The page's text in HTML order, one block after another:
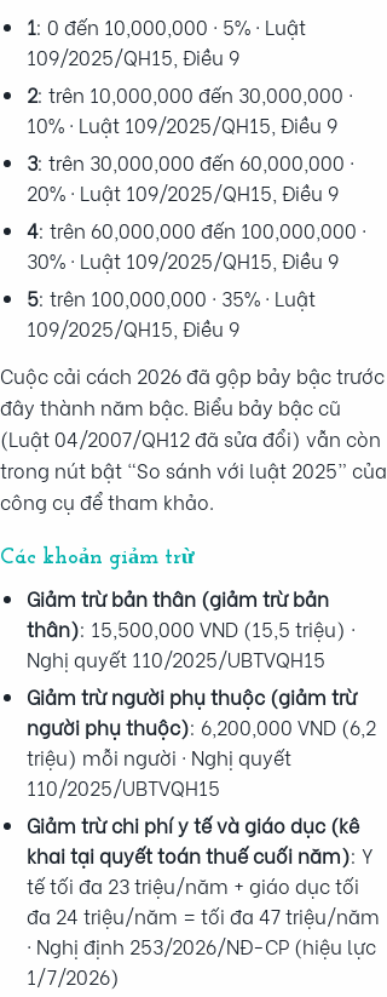
1: 0 đến 10,000,000 · 5% · Luật
109/2025/QH15, Điều 9
2: trên 10,000,000 đến 30,000,000 ·
10% · Luật 109/2025/QH15, Điều 9
3: trên 30,000,000 đến 60,000,000 ·
20% · Luật 109/2025/QH15, Điều 9
4: trên 60,000,000 đến 100,000,000 ·
30% · Luật 109/2025/QH15, Điều 9
5: trên 100,000,000 · 35% · Luật
109/2025/QH15, Điều 9
Cuộc cải cách 2026 đã gộp bảy bậc trước
đây thành năm bậc. Biểu bảy bậc cũ
(Luật 04/2007/QH12 đã sửa đổi) vẫn còn
trong nút bật “So sánh với luật 2025” của
công cụ để tham khảo.
Các khoản giảm trừ
Giảm trừ bản thân (giảm trừ bản
thân): 15,500,000 VND (15,5 triệu) ·
Nghị quyết 110/2025/UBTVQH15
Giảm trừ người phụ thuộc (giảm trừ
người phụ thuộc): 6,200,000 VND (6,2
triệu) mỗi người · Nghị quyết
110/2025/UBTVQH15
Giảm trừ chi phí y tế và giáo dục (kê
khai tại quyết toán thuế cuối năm): Y
tế tối đa 23 triệu/năm + giáo dục tối
đa 24 triệu/năm = tối đa 47 triệu/năm
· Nghị định 253/2026/NĐ-CP (hiệu lực
1/7/2026)